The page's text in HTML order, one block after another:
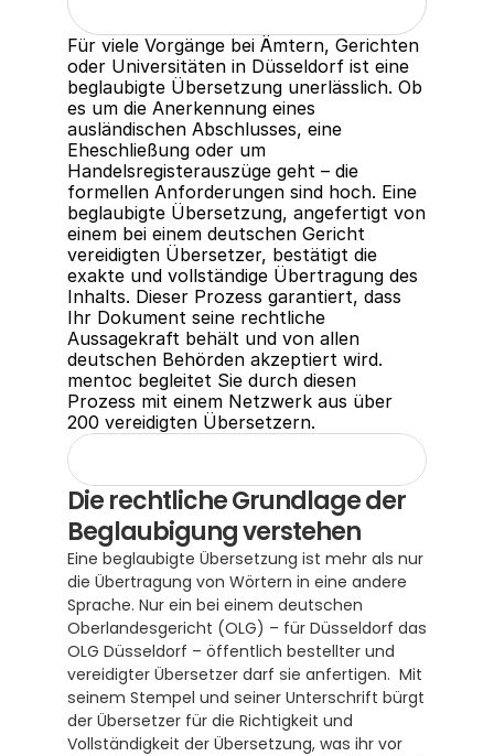
Für viele Vorgänge bei Ämtern, Gerichten
oder Universitäten in Düsseldorf ist eine
beglaubigte Übersetzung unerlässlich. Ob
es um die Anerkennung eines
ausländischen Abschlusses, eine
Eheschließung oder um
Handelsregisterauszüge geht – die
formellen Anforderungen sind hoch. Eine
beglaubigte Übersetzung, angefertigt von
einem bei einem deutschen Gericht
vereidigten Übersetzer, bestätigt die
exakte und vollständige Übertragung des
Inhalts. Dieser Prozess garantiert, dass
Ihr Dokument seine rechtliche
Aussagekraft behält und von allen
deutschen Behörden akzeptiert wird.
mentoc begleitet Sie durch diesen
Prozess mit einem Netzwerk aus über
200 vereidigten Übersetzern.
Die rechtliche Grundlage der
Beglaubigung verstehen
Eine beglaubigte Übersetzung ist mehr als nur
die Übertragung von Wörtern in eine andere
Sprache. Nur ein bei einem deutschen
Oberlandesgericht (OLG) – für Düsseldorf das
OLG Düsseldorf – öffentlich bestellter und
vereidigter Übersetzer darf sie anfertigen.  Mit
seinem Stempel und seiner Unterschrift bürgt
der Übersetzer für die Richtigkeit und
Vollständigkeit der Übersetzung, was ihr vor